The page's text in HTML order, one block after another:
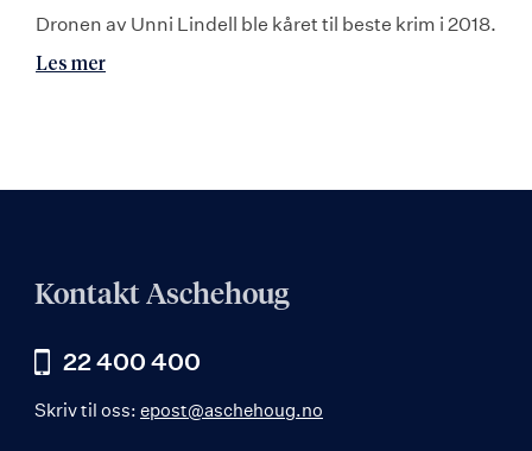
Dronen av Unni Lindell ble kåret til beste krim i 2018.
Les mer
Kontakt Aschehoug
22 400 400
Skriv til oss: epost@aschehoug.no